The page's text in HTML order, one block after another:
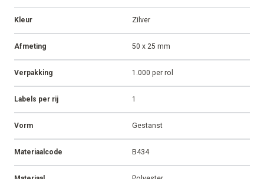
Kleur Zilver
Afmeting 50 x 25 mm
Verpakking 1.000 per rol
Labels per rij 1
Vorm Gestanst
Materiaalcode B434